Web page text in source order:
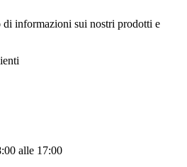
di informazioni sui nostri prodotti e
alle 17:00